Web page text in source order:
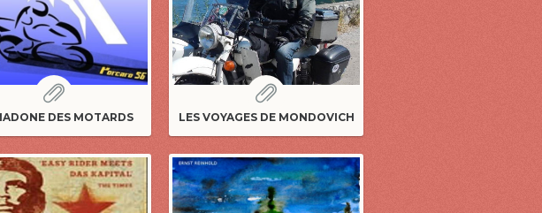
DES MOTARDS LES VOYAGES DE MONDOVICH